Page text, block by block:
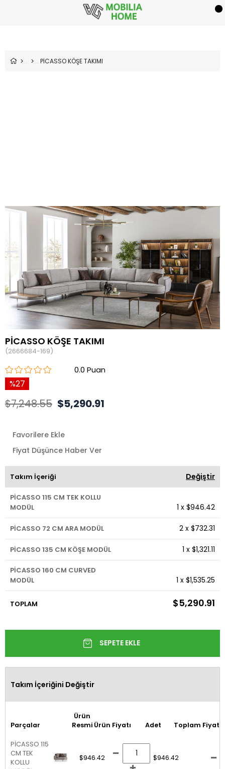
PİCASSO KÖŞE TAKIMI
PİCASSO KÖŞE TAKIMI
(2666684-169)
0.0
27
$7,248.55 $5,290.91
Favorilere Ekle
Fiyat Düşünce Haber Ver
Takım İçeriği Değiştir
PİCASSO 115 CM TEK KOLLU
MODÜL
1 x $946.42
PİCASSO 72 CM ARA MODÜL 2 x $732.31
PİCASSO 135 CM KÖŞE MODÜL 1 x $1,321.11
PİCASSO 160 CM CURVED
MODÜL
1 x $1,535.25
TOPLAM $5,290.91
Takım İçeriğini Değiştir
Parçalar
Ürün
Resmi Ürün Fiyatı Adet Toplam Fiyat
PİCASSO 115
CM TEK
KOLLU
$946.42 $946.42